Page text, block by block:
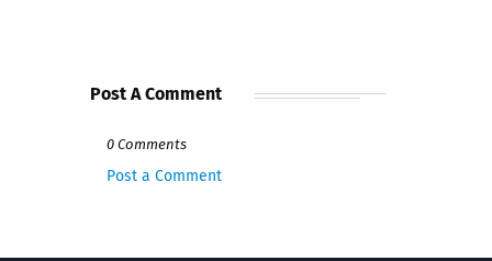
Post A Comment
0 Comments
Post a Comment